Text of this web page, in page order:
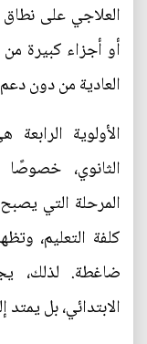
العلاجي على
أو أجزاء كبيرة
العادية من دون
الأولوية
الثانوي، خصوصًا
المرحلة التي
كلفة التعليم،
ضاغطة. لذلك،
الابتدائي، بل